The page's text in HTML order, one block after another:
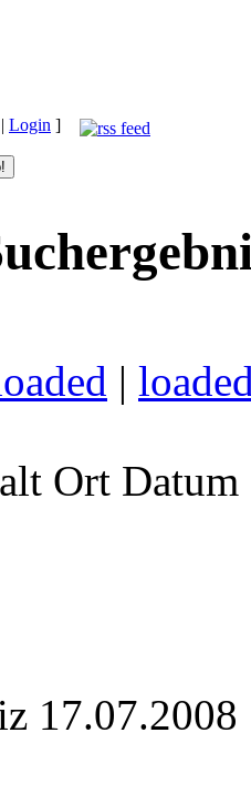
| Login ]
|
Ort Datum
17.07.2008